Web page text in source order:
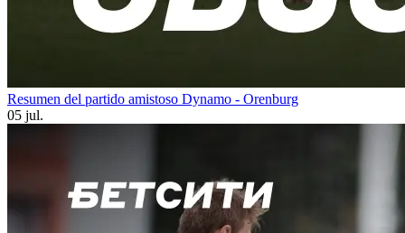
Resumen del partido amistoso Dynamo - Orenburg
05 jul.